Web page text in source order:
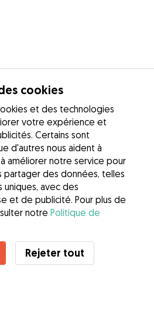
Jeanne
de Gudog ? Voir plus
cookies
et des technologies
votre expérience et
Certains sont
d'autres nous aident à
améliorer notre service pour
partager des données, telles
avec des
et de publicité. Pour plus de
notre Politique de
Rejeter tout